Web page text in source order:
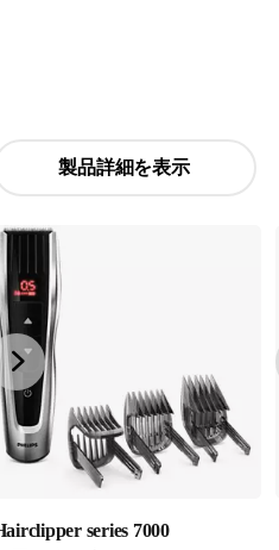
製品詳細を表示
series 7000